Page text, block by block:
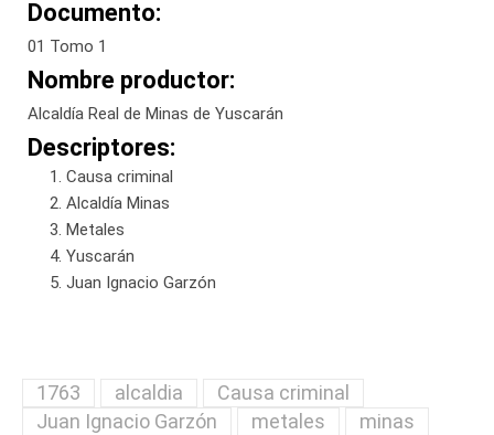
Documento:
01 Tomo 1
Nombre productor:
Alcaldía Real de Minas de Yuscarán
Descriptores:
Causa criminal
Alcaldía Minas
Metales
Yuscarán
Juan Ignacio Garzón
1763 alcaldia
Causa criminal
Juan Ignacio Garzón
metales
minas